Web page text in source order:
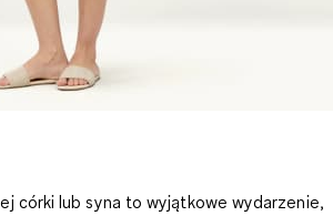
córki lub syna to wyjątkowe wydarzenie,